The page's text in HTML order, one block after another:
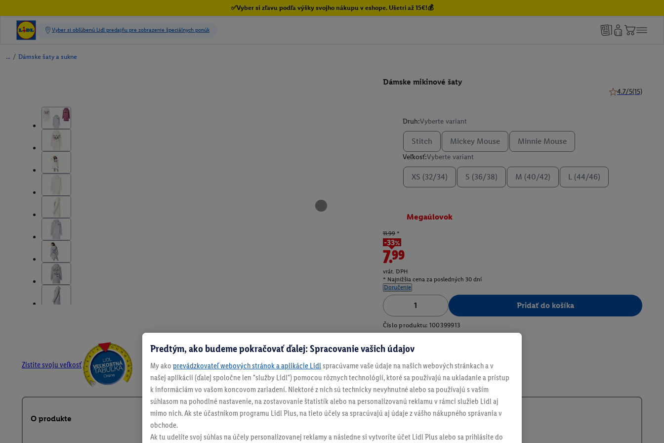
✅Vyber si zľavu podľa výšky svojho nákupu v eshope. Ušetri až 15€!💰
/ Dámske šaty a sukne
Dámske mikinové šaty
4.7/5(15)
Druh:Vyberte variant
Stitch Mickey Mouse Minnie Mouse
Veľkosť:Vyberte variant
XS (32/34) S (36/38) M (40/42) L (44/46)
Megaúlovok
11.99*
-33%
7.99
vrát. DPH
* Najnižšia cena za posledných 30 dní
Doručenie
Pridať do košíka
Číslo produktu: 100399913
Zistite svoju veľkosť
O produkte
Predtým, ako budeme pokračovať ďalej: Spracovanie vašich údajov
My ako prevádzkovateľ webových stránok a aplikácie Lidl spracúvame vaše údaje na našich webových stránkach a v
našej aplikácii (ďalej spoločne len "služby Lidl") pomocou rôznych technológií, ktoré sa používajú na ukladanie a prístup
k informáciám vo vašom koncovom zariadení. Niektoré z nich sú technicky nevyhnutné alebo sa používajú s vaším
súhlasom na pohodlné nastavenie, na zostavovanie štatistík alebo na personalizovanú reklamu v rámci služieb Lidl aj
mimo nich. Ak ste účastníkom programu Lidl Plus, na tieto účely sa spracúvajú aj údaje z vášho nákupného správania v
obchode.
Ak tu udelíte svoj súhlas na účely personalizovanej reklamy a následne si vytvoríte účet Lidl Plus alebo sa prihlásite do